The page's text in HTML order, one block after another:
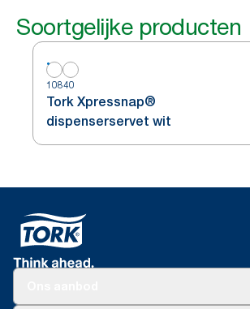
Soortgelijke producten
10840
Tork Xpressnap®
dispenserservet wit